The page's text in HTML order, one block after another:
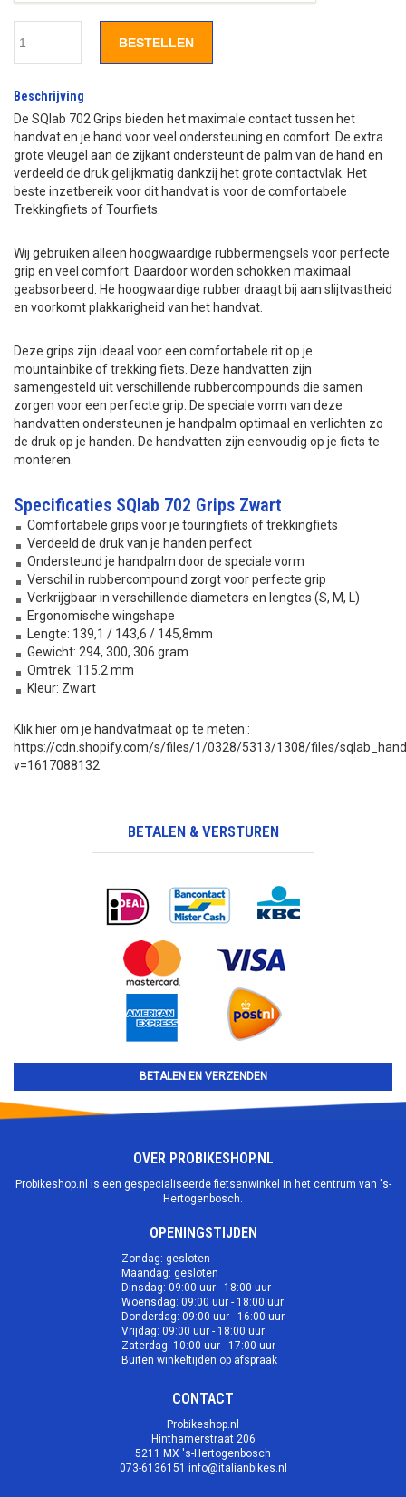
BESTELLEN
Beschrijving
De SQlab 702 Grips bieden het maximale contact tussen het
handvat en je hand voor veel ondersteuning en comfort. De extra
grote vleugel aan de zijkant ondersteunt de palm van de hand en
verdeeld de druk gelijkmatig dankzij het grote contactvlak. Het
beste inzetbereik voor dit handvat is voor de comfortabele
Trekkingfiets of Tourfiets.
Wij gebruiken alleen hoogwaardige rubbermengsels voor perfecte
grip en veel comfort. Daardoor worden schokken maximaal
geabsorbeerd. He hoogwaardige rubber draagt bij aan slijtvastheid
en voorkomt plakkarigheid van het handvat.
Deze grips zijn ideaal voor een comfortabele rit op je
mountainbike of trekking fiets. Deze handvatten zijn
samengesteld uit verschillende rubbercompounds die samen
zorgen voor een perfecte grip. De speciale vorm van deze
handvatten ondersteunen je handpalm optimaal en verlichten zo
de druk op je handen. De handvatten zijn eenvoudig op je fiets te
monteren.
Specificaties SQlab 702 Grips Zwart
Comfortabele grips voor je touringfiets of trekkingfiets
Verdeeld de druk van je handen perfect
Ondersteund je handpalm door de speciale vorm
Verschil in rubbercompound zorgt voor perfecte grip
Verkrijgbaar in verschillende diameters en lengtes (S, M, L)
Ergonomische wingshape
Lengte: 139,1 / 143,6 / 145,8mm
Gewicht: 294, 300, 306 gram
Omtrek: 115.2 mm
Kleur: Zwart
Klik hier om je handvatmaat op te meten :
https://cdn.shopify.com/s/files/1/0328/5313/1308/files/
v=1617088132
BETALEN & VERSTUREN
BETALEN EN VERZENDEN
OVER PROBIKESHOP.NL
Probikeshop.nl is een gespecialiseerde fietsenwinkel in het centrum van 's-
Hertogenbosch.
OPENINGSTIJDEN
Zondag: gesloten
Maandag: gesloten
Dinsdag: 09:00 uur - 18:00 uur
Woensdag: 09:00 uur - 18:00 uur
Donderdag: 09:00 uur - 16:00 uur
Vrijdag: 09:00 uur - 18:00 uur
Zaterdag: 10:00 uur - 17:00 uur
Buiten winkeltijden op afspraak
CONTACT
Probikeshop.nl
Hinthamerstraat 206
5211 MX 's-Hertogenbosch
073-6136151 info@italianbikes.nl